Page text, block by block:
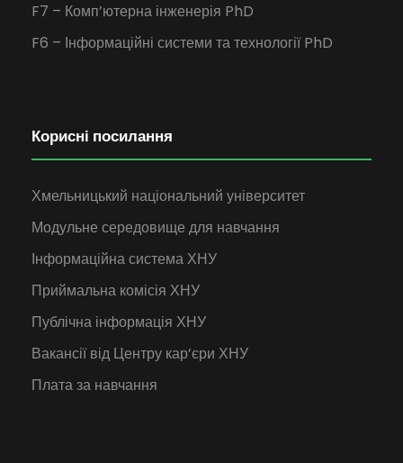
F7 – Комп’ютерна інженерія PhD
F6 – Інформаційні системи та технології PhD
Корисні посилання
Хмельницький національний університет
Модульне середовище для навчання
Інформаційна система ХНУ
Приймальна комісія ХНУ
Публічна інформація ХНУ
Вакансії від Центру кар’єри ХНУ
Плата за навчання